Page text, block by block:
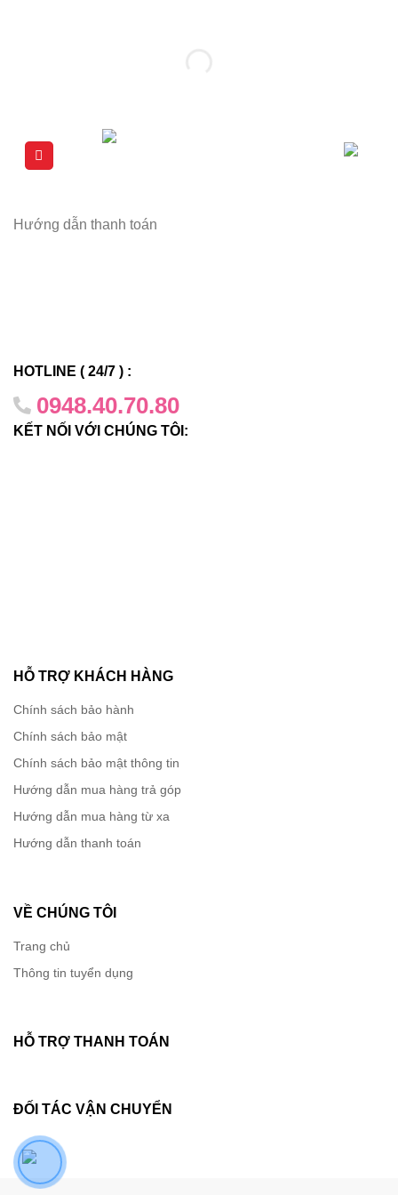
Hướng dẫn thanh toán
HOTLINE ( 24/7 ) :
0948.40.70.80
KẾT NỐI VỚI CHÚNG TÔI:
HỖ TRỢ KHÁCH HÀNG
Chính sách bảo hành
Chính sách bảo mật
Chính sách bảo mật thông tin
Hướng dẫn mua hàng trả góp
Hướng dẫn mua hàng từ xa
Hướng dẫn thanh toán
VỀ CHÚNG TÔI
Trang chủ
Thông tin tuyển dụng
HỖ TRỢ THANH TOÁN
ĐỐI TÁC VẬN CHUYỂN